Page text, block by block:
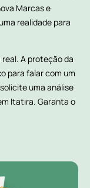
Marcas e
realidade para
A proteção da
para falar com um
uma análise
Itatira. Garanta o